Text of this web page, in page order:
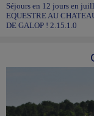
Séjours en 12 jours en
EQUESTRE AU
DE GALOP ! 2.15.1.0